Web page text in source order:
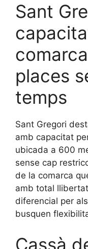
Sant
places
temps
Sant Gregori
amb capacitat
ubicada a 600
sense cap
de la comarca
amb total
diferencial per
busquen
Cassà